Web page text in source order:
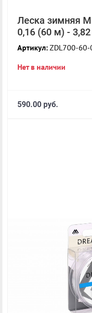
Леска зимняя
0,16 (60 м) - 3,82
Артикул: ZDL700-60-
Нет в наличии
590.00 руб.